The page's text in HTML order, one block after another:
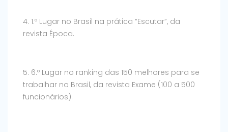
4. 1.º Lugar no Brasil na prática “Escutar”, da
revista Época.
5. 6.º Lugar no ranking das 150 melhores para se
trabalhar no Brasil, da revista Exame (100 a 500
funcionários).